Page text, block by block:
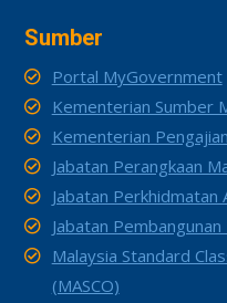
Sumber
Portal MyGovernment
Kementerian Sumber
Kementerian
Jabatan Perangkaan
Jabatan Perkhidmatan
Jabatan
Malaysia Standard
(MASCO)